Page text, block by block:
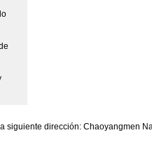
siguiente dirección: Chaoyangmen